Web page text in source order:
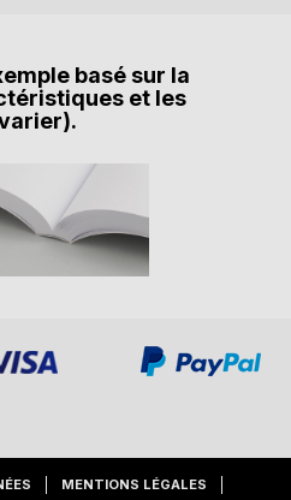
basé sur la
et les
MENTIONS LÉGALES